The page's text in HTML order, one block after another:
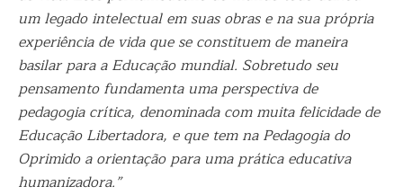
um legado intelectual em suas obras e na sua própria
experiência de vida que se constituem de maneira
basilar para a Educação mundial. Sobretudo seu
pensamento fundamenta uma perspectiva de
pedagogia crítica, denominada com muita felicidade de
Educação Libertadora, e que tem na Pedagogia do
Oprimido a orientação para uma prática educativa
humanizadora.”